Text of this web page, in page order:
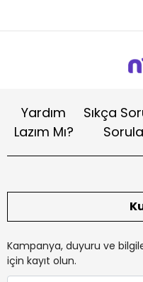
Yardım
Lazım Mı?
Sıkça
Kampanya, duyuru ve
için kayıt olun.